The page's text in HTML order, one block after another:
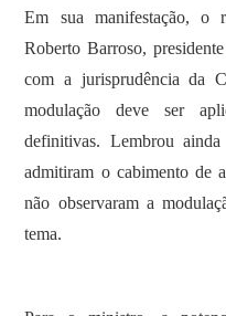
Em sua manifestação, o
Roberto Barroso,
com a jurisprudência da
modulação deve ser
definitivas. Lembrou
admitiram o cabimento de
não observaram a
tema.